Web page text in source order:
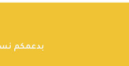
بدعمكم